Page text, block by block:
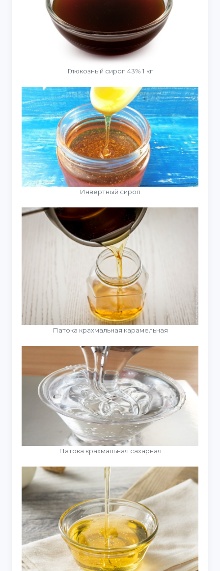
Глюкозный сироп 43% 1 кг
Инвертный сироп
Патока крахмальная карамельная
Патока крахмальная сахарная